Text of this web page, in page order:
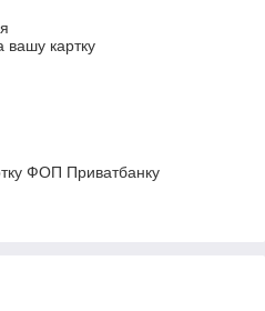
вашу картку
ФОП Приватбанку